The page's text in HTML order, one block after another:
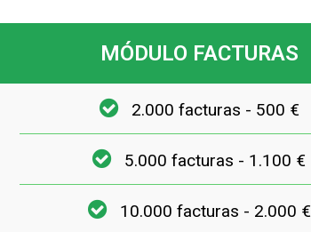
MÓDULO FACTURAS
2.000 facturas - 500 €
5.000 facturas - 1.100 €
10.000 facturas - 2.000 €